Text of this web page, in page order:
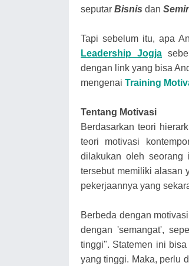
seputar Bisnis dan
Tapi sebelum itu, apa
Leadership Jogja
dengan link yang bisa
mengenai Training
Tentang Motivasi
Berdasarkan teori
teori motivasi
dilakukan oleh seorang
tersebut memiliki alasan
pekerjaannya yang
Berbeda dengan
dengan 'semangat',
tinggi". Statemen ini
yang tinggi. Maka, perlu